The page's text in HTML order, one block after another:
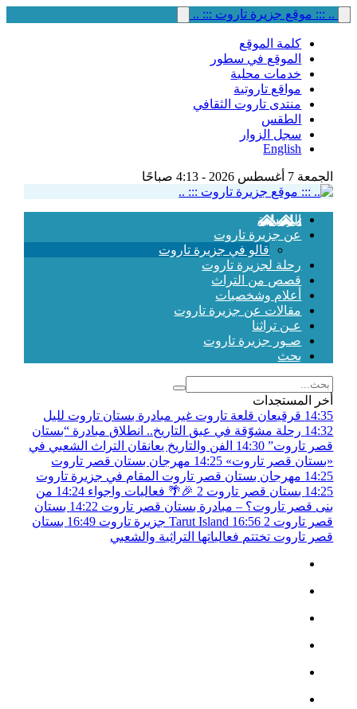
.. ::: موقع جزيرة تاروت ::: ..
كلمة الموقع
الموقع في سطور
خدمات محلية
مواقع تاروتية
منتدى تاروت الثقافي
الطقس
سجل الزوار
English
الجمعة 7 أغسطس 2026 - 4:13 صباحًا
الرئيسية
عن جزيرة تاروت
قالو في جزيرة تاروت
رحلة لجزيرة تاروت
قصص من التراث
أعلام وشخصيات
مقالات عن جزيرة تاروت
عـن تراثنا
صـور جزيرة تاروت
بحث
أخر المستجدات
14:35 قرقيعان قلعة تاروت غير مبادرة بستان تاروت لليل
14:32 رحلة مشوّقة في عبق التاريخ.. انطلاق مبادرة “بستان
قصر تاروت” 14:30 الفن والتاريخ يعانقان التراث الشعبي في
«بستان قصر تاروت» 14:25 مهرجان بستان قصر تاروت
14:25 مهرجان بستان قصر تاروت المقام في جزيرة تاروت
14:25 بستان قصر تاروت 2 🎉🌴 فعاليات واجواء 14:24 من
بنى قصر تاروت؟ – مبادرة بستان قصر تاروت 14:22 بستان
قصر تاروت 2
16:56
16:49 بستان
قصر تاروت تختتم فعالياتها التراثية والشعبي